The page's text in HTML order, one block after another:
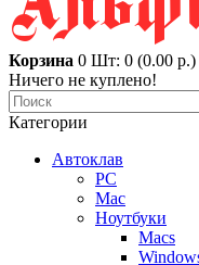
Корзина 0 Шт: 0 (0.00 р.)
Ничего не куплено!
Категории
Автоклав
PC
Mac
Ноутбуки
Macs